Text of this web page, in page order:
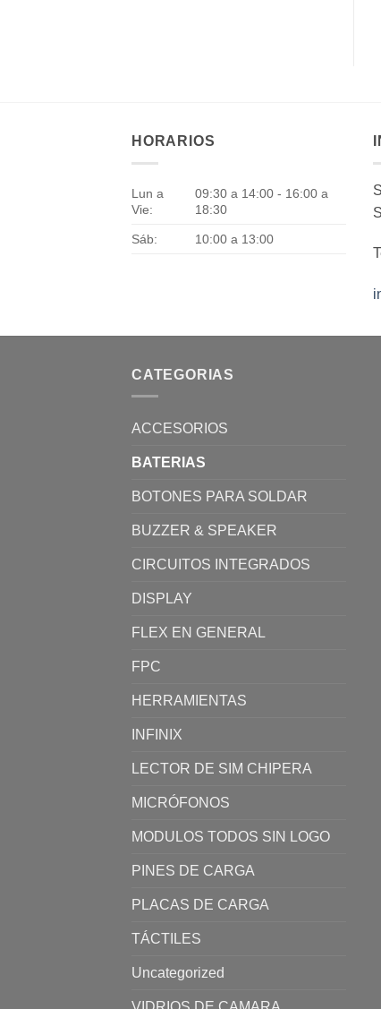
HORARIOS
Lun a
Vie:
09:30 a 14:00 - 16:00 a
18:30
Sáb: 10:00 a 13:00
CATEGORIAS
ACCESORIOS
BATERIAS
BOTONES PARA SOLDAR
BUZZER & SPEAKER
CIRCUITOS INTEGRADOS
DISPLAY
FLEX EN GENERAL
FPC
HERRAMIENTAS
INFINIX
LECTOR DE SIM CHIPERA
MICRÓFONOS
MODULOS TODOS SIN LOGO
PINES DE CARGA
PLACAS DE CARGA
TÁCTILES
Uncategorized